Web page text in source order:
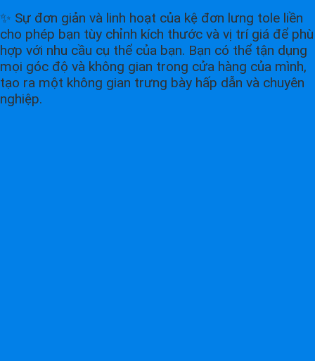
✨ Sự đơn giản và linh hoạt của kệ đơn lưng tole liền
cho phép bạn tùy chỉnh kích thước và vị trí giá để phù
hợp với nhu cầu cụ thể của bạn. Bạn có thể tận dụng
mọi góc độ và không gian trong cửa hàng của mình,
tạo ra một không gian trưng bày hấp dẫn và chuyên
nghiệp.